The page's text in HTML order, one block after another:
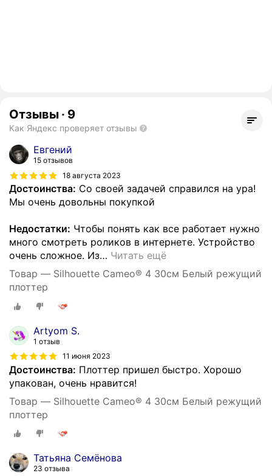
Отзывы · 9
Как Яндекс проверяет отзывы
Евгений
15 отзывов
18 августа 2023
Достоинства: Со своей задачей справился на ура!
Мы очень довольны покупкой
Недостатки: Чтобы понять как все работает нужно
много смотреть роликов в интернете. Устройство
очень сложное. Из… Читать ещё
Товар — Silhouette Cameo® 4 30см Белый режущий
плоттер
Artyom S.
1 отзыв
11 июня 2023
Достоинства: Плоттер пришел быстро. Хорошо
упакован, очень нравится!
Товар — Silhouette Cameo® 4 30см Белый режущий
плоттер
Татьяна Семёнова
23 отзыва